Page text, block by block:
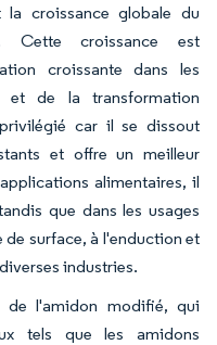
croissance globale du
Cette croissance est
croissante dans les
et de la transformation
car il se dissout
et offre un meilleur
alimentaires, il
que dans les usages
surface, à l'enduction et
industries.
de l'amidon modifié, qui
tels que les amidons